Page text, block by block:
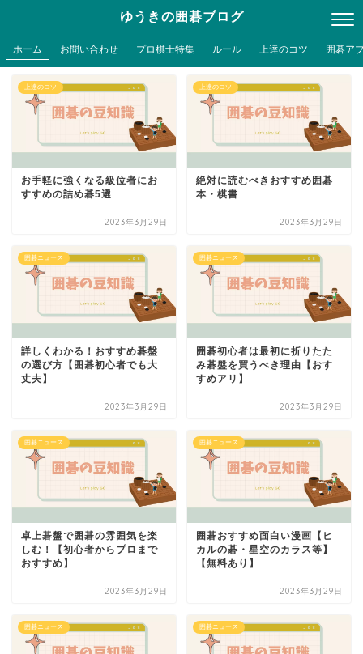
ゆうきの囲碁ブログ
ホーム お問い合わせ プロ棋士特集 ルール 上達のコツ 囲碁ア
上達のコツ
お手軽に強くなる級位者にお
すすめの詰め碁5選
2023年3月29日
上達のコツ
絶対に読むべきおすすめ囲碁
本・棋書
2023年3月29日
囲碁ニュース
詳しくわかる！おすすめ碁盤
の選び方【囲碁初心者でも大
丈夫】
2023年3月29日
囲碁ニュース
囲碁初心者は最初に折りたた
み碁盤を買うべき理由【おす
すめアリ】
2023年3月29日
囲碁ニュース
卓上碁盤で囲碁の雰囲気を楽
しむ！【初心者からプロまで
おすすめ】
2023年3月29日
囲碁ニュース
囲碁おすすめ面白い漫画【ヒ
カルの碁・星空のカラス等】
【無料あり】
2023年3月29日
囲碁ニュース 囲碁ニュース